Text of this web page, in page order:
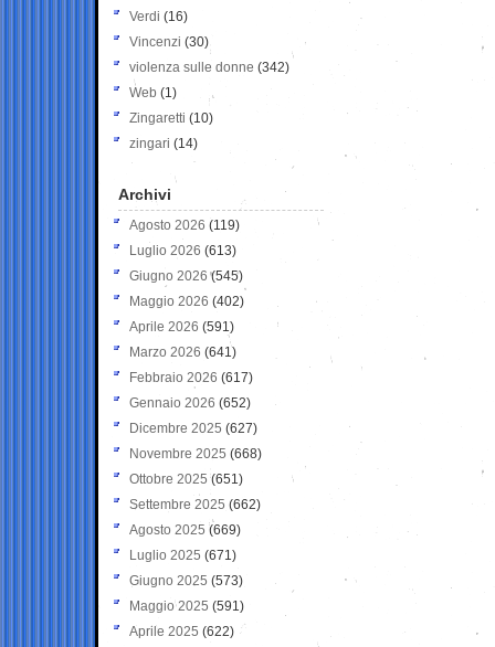
Verdi (16)
Vincenzi (30)
violenza sulle donne (342)
Web (1)
Zingaretti (10)
zingari (14)
Archivi
Agosto 2026 (119)
Luglio 2026 (613)
Giugno 2026 (545)
Maggio 2026 (402)
Aprile 2026 (591)
Marzo 2026 (641)
Febbraio 2026 (617)
Gennaio 2026 (652)
Dicembre 2025 (627)
Novembre 2025 (668)
Ottobre 2025 (651)
Settembre 2025 (662)
Agosto 2025 (669)
Luglio 2025 (671)
Giugno 2025 (573)
Maggio 2025 (591)
Aprile 2025 (622)